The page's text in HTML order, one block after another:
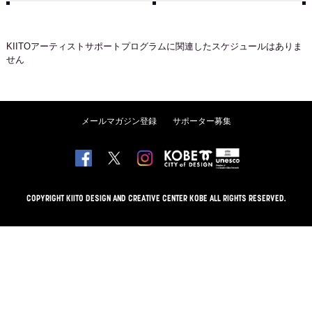
KIITOアーティストサポートプログラムに関連したスケジュールはありま
せん
メールマガジン登録 サポーター募集
COPYRIGHT KIITO DESIGN AND CREATIVE CENTER KOBE ALL RIGHTS RESERVED.